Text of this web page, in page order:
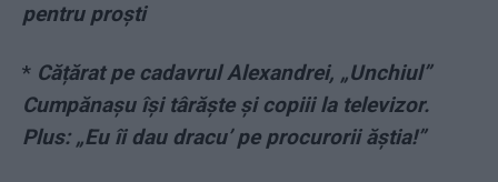
pentru proști
* Cățărat pe cadavrul Alexandrei, „Unchiul”
Cumpănașu își târăște și copiii la televizor.
Plus: „Eu îi dau dracu’ pe procurorii ăștia!”